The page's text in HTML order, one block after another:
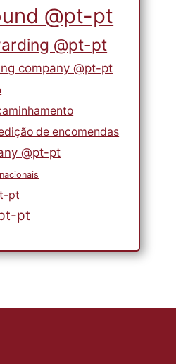
@pt-pt
@pt-pt
company @pt-pt
de encomendas
@pt-pt
pt
pt